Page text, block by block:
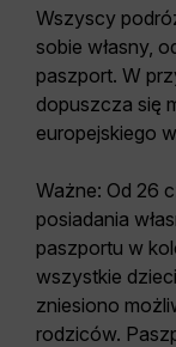
Wszyscy
sobie własny,
paszport. W
dopuszcza się
europejskiego
Ważne: Od 26
posiadania
paszportu w
wszystkie
zniesiono
rodziców.